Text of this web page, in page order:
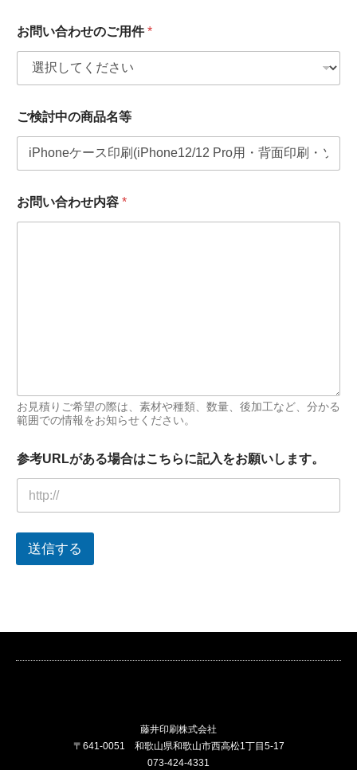
ご
検
討
の
品
お問い合わせのご用件*
ご検討中の商品名等
お問い合わせ内容 *
お見積りご希望の際は、素材や種類、数量、後加工など、分かる
範囲での情報をお知らせください。
参考URLがある場合はこちらに記入をお願いします。
送信する
藤井印刷株式会社
〒641-0051 和歌山県和歌山市西高松1丁目5-17
073-424-4331